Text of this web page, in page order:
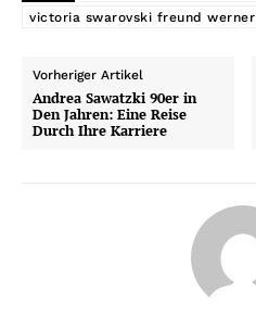
victoria swarovski freund werner
Vorheriger Artikel
Andrea Sawatzki 90er in
Den Jahren: Eine Reise
Durch Ihre Karriere